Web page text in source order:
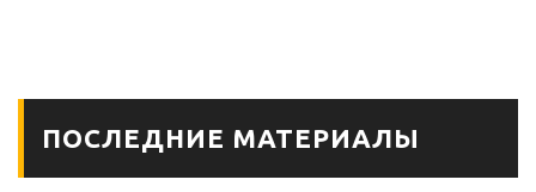
ПОСЛЕДНИЕ МАТЕРИАЛЫ